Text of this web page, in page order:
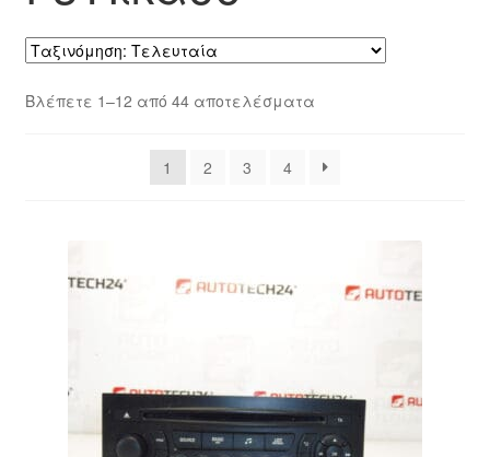
Καροτσάκι
Μεταφορά
Ολοκλήρωση αγοράς
Παγκόσμια αποστολή
πληρωμές
Βλέπετε 1–12 από 44 αποτελέσματαSorted
1
2 3 4